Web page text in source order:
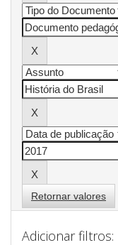
Retornar valores
Adicionar filtros: